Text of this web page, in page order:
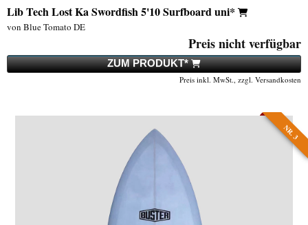
Lib Tech Lost Ka Swordfish 5'10 Surfboard uni*
von Blue Tomato DE
Preis nicht verfügbar
ZUM PRODUKT*
Preis inkl. MwSt., zzgl. Versandkosten
NR. 3